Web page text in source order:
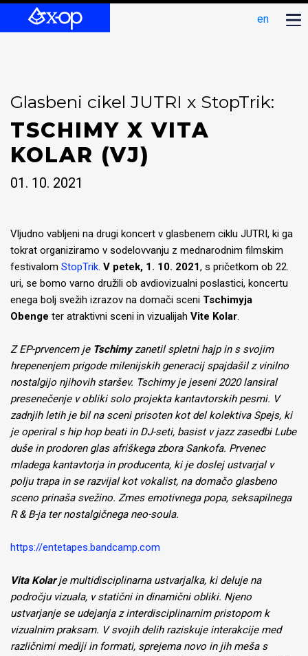
en
Glasbeni cikel JUTRI x StopTrik:
TSCHIMY X VITA
KOLAR (VJ)
01. 10. 2021
Vljudno vabljeni na drugi koncert v glasbenem ciklu JUTRI, ki ga
tokrat organiziramo v sodelovvanju z mednarodnim filmskim
festivalom StopTrik. V petek, 1. 10. 2021, s pričetkom ob 22.
uri, se bomo varno družili ob avdiovizualni poslastici, koncertu
enega bolj svežih izrazov na domači sceni Tschimyja
Obenge ter atraktivni sceni in vizualijah Vite Kolar.
Z EP-prvencem je Tschimyzanetil spletni hajp in s svojim
hrepenenjem prigode milenijskih generacij spajdašil z vinilno
nostalgijo njihovih staršev. Tschimy je jeseni 2020 lansiral
presenečenje v obliki solo projekta kantavtorskih pesmi. V
zadnjih letih je bil na sceni prisoten kot del kolektiva Spejs, ki
je operiral s hip hop beati in DJ-seti, basist v jazz zasedbi Lube
duše in prodoren glas afriškega zbora Sankofa. Prvenec
mladega kantavtorja in producenta, ki je doslej ustvarjal v
polju trapa in se razvijal kot vokalist, na domačo glasbeno
sceno prinaša svežino. Zmes emotivnega popa, seksapilnega
R & B-ja ter nostalgičnega neo-soula.
https://entetapes.bandcamp.com
Vita Kolarje multidisciplinarna ustvarjalka, ki deluje na
področju vizuala, v statični in dinamični obliki. Njeno
ustvarjanje se udejanja z interdisciplinarnim pristopom k
vizualnim praksam. V svojih delih raziskuje interakcije med
različnimi mediji in formati, sprejema novo in jih meša s